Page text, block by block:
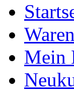
Mein